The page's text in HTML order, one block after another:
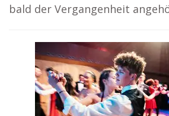
bald der Vergangenheit